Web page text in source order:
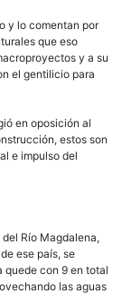
y lo comentan por
que eso
y a su
el gentilicio para
en oposición al
estos son
e impulso del
Río Magdalena,
ese país, se
quede con 9 en total
las aguas